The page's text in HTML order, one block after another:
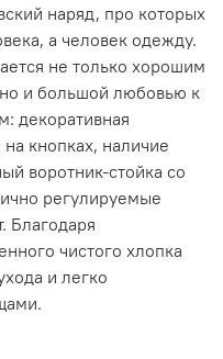
наряд, про которых
а человек одежду.
не только хорошим
и большой любовью к
декоративная
кнопках, наличие
воротник-стойка со
регулируемые
Благодаря
чистого хлопка
и легко